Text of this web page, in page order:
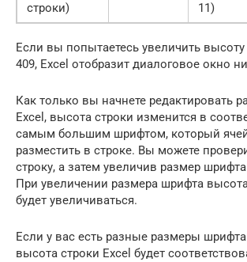
строки)
11)
Если вы попытаетесь увеличить
409, Excel отобразит диалоговое окно
Как только вы начнете редактировать
Excel, высота строки изменится в
самым большим шрифтом, который
разместить в строке. Вы можете
строку, а затем увеличив размер
При увеличении размера шрифта
будет увеличиваться.
Если у вас есть разные размеры шрифта
высота строки Excel будет